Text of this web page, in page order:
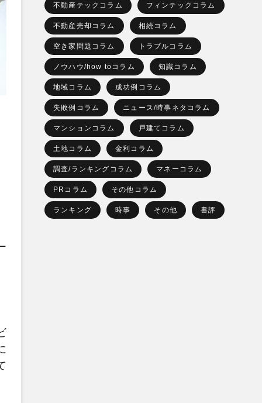
不動産テックコラム フィンテックコラム
不動産売却コラム 相続コラム
空き家問題コラム トラブルコラム
ノウハウ/how toコラム 知識コラム
地域コラム 成功例コラム
失敗例コラム ニュース/時事ネタコラム
マンションコラム 戸建てコラム
土地コラム 金利コラム
調査/ランキングコラム マネーコラム
PRコラム その他コラム
ランキング 時事 その他 書評